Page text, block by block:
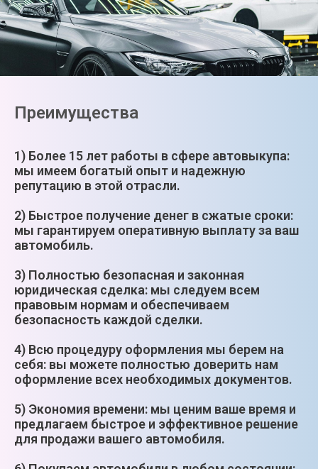
Преимущества
1) Более 15 лет работы в сфере автовыкупа:
мы имеем богатый опыт и надежную
репутацию в этой отрасли.
2) Быстрое получение денег в сжатые сроки:
мы гарантируем оперативную выплату за ваш
автомобиль.
3) Полностью безопасная и законная
юридическая сделка: мы следуем всем
правовым нормам и обеспечиваем
безопасность каждой сделки.
4) Всю процедуру оформления мы берем на
себя: вы можете полностью доверить нам
оформление всех необходимых документов.
5) Экономия времени: мы ценим ваше время и
предлагаем быстрое и эффективное решение
для продажи вашего автомобиля.